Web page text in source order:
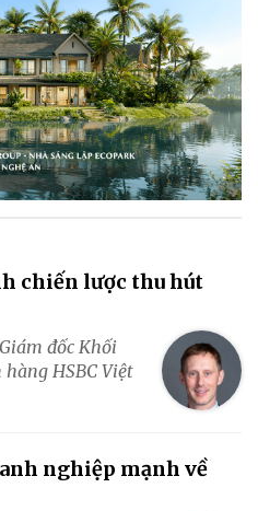
chiến lược thu hút
đốc Khối
HSBC Việt
nghiệp mạnh về